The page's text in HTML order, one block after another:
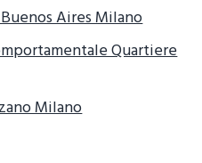
Aires Milano
Quartiere
Milano